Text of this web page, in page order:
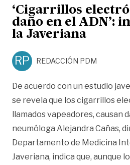
‘Cigarrillos
daño en el ADN’:
la Javeriana
RP REDACCIÓN PDM
De acuerdo con un estudio
se revela que los cigarrillos
llamados vapeadores, causan
neumóloga Alejandra Cañas,
Departamento de Medicina
Javeriana, indica que, aunque